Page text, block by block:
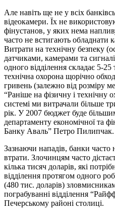
Але навіть ще не у всіх
відеокамери. Їх не
фінустанов, у яких нема
часто не встигають обладнати
Витрати на технічну безпеку
датчиками, камерами та
одного відділення складає 5-25
технічна охорона щорічно
гривень (залежно від розміру
“Раніше на фізичну і технічну
системі ми витрачали більше
рік. У 2007 бюджет буде
департаменту економічної та
Банку Аваль” Петро Пилипчак.
Зазнаючи нападів, банки часто
втрати. Злочинцям часто
кілька тисяч доларів, які
відділення протягом одного
(480 тис. доларів)
пограбуванні відділення
Печерському районі столиці.